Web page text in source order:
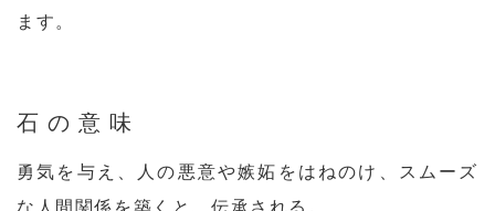
ます。
石の意味
勇気を与え、人の悪意や嫉妬をはねのけ、スムーズ
な人間関係を築くと、伝承される。